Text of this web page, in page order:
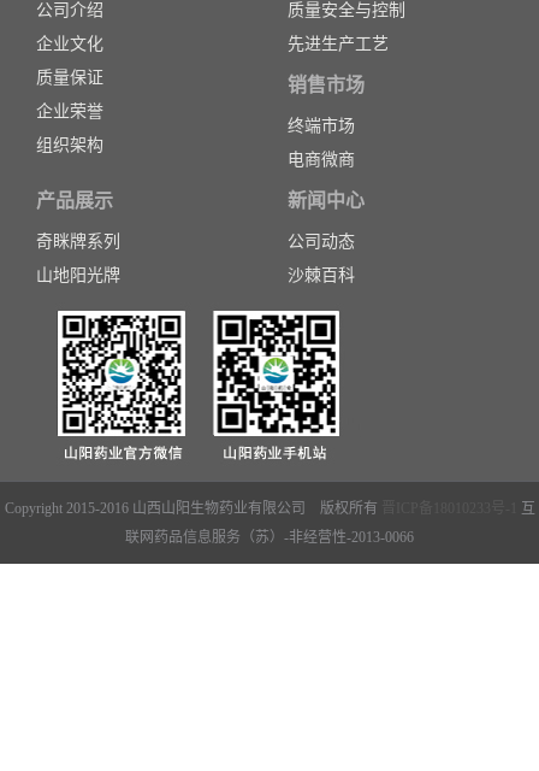
公司介绍
企业文化
质量保证
企业荣誉
组织架构
质量安全与控制
先进生产工艺
销售市场
终端市场
电商微商
产品展示
奇眯牌系列
山地阳光牌
新闻中心
公司动态
沙棘百科
Copyright 2015-2016 山西山阳生物药业有限公司 版权所有
互
联网药品信息服务（苏）-非经营性-2013-0066